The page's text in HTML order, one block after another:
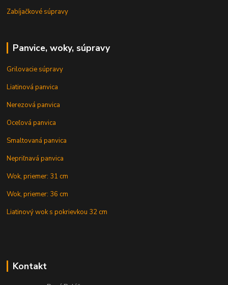
Zabíjačkové súpravy
Panvice, woky, súpravy
Grilovacie súpravy
Liatinová panvica
Nerezová panvica
Oceľová panvica
Smaltovaná panvica
Nepriľnavá panvica
Wok, priemer: 31 cm
Wok, priemer: 36 cm
Liatinový wok s pokrievkou 32 cm
Kontakt